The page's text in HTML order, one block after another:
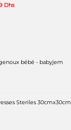
DhsLe
bébé - babyjem
Steriles 30cmx30cm